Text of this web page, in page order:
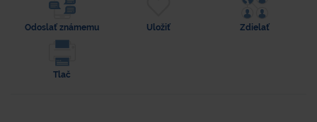
Odoslať známemu Uložiť Zdielať
Tlač